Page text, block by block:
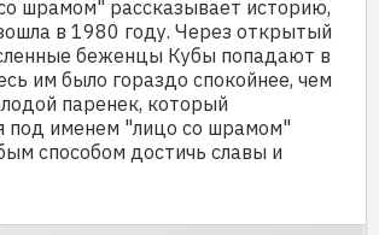
шрамом" рассказывает историю,
в 1980 году. Через открытый
беженцы Кубы попадают в
им было гораздо спокойнее, чем
паренек, который
под именем "лицо со шрамом"
способом достичь славы и